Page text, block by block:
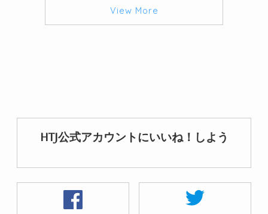
View More
HTJ公式アカウントにいいね！しよう